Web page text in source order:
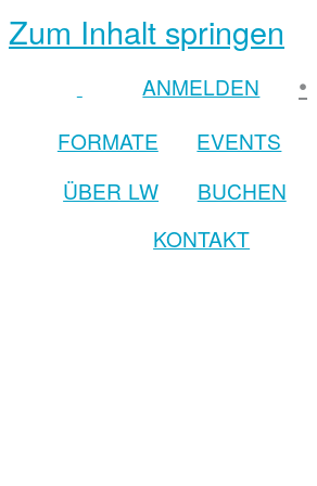
Zum Inhalt springen
ANMELDEN •
FORMATE
EVENTS
ÜBER LW BUCHEN
KONTAKT